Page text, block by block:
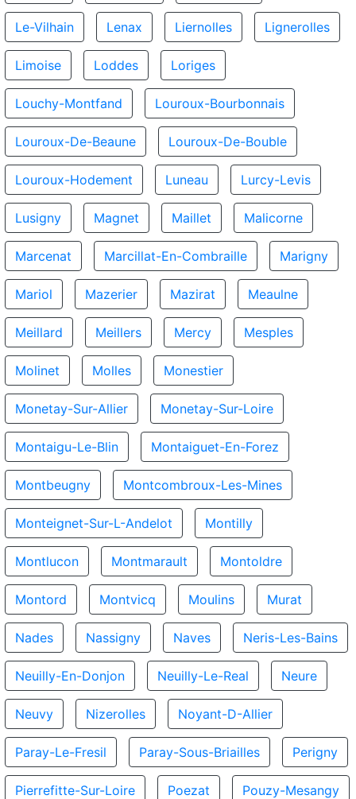
Le-Vilhain Lenax Liernolles Lignerolles
Limoise Loddes Loriges
Louchy-Montfand Louroux-Bourbonnais
Louroux-De-Beaune Louroux-De-Bouble
Louroux-Hodement Luneau Lurcy-Levis
Lusigny Magnet Maillet Malicorne
Marcenat Marcillat-En-Combraille Marigny
Mariol Mazerier Mazirat Meaulne
Meillard Meillers Mercy Mesples
Molinet Molles Monestier
Monetay-Sur-Allier Monetay-Sur-Loire
Montaigu-Le-Blin Montaiguet-En-Forez
Montbeugny Montcombroux-Les-Mines
Monteignet-Sur-L-Andelot Montilly
Montlucon Montmarault Montoldre
Montord Montvicq Moulins Murat
Nades Nassigny Naves Neris-Les-Bains
Neuilly-En-Donjon Neuilly-Le-Real Neure
Neuvy Nizerolles Noyant-D-Allier
Paray-Le-Fresil Paray-Sous-Briailles Perigny
Pierrefitte-Sur-Loire Poezat Pouzy-Mesangy